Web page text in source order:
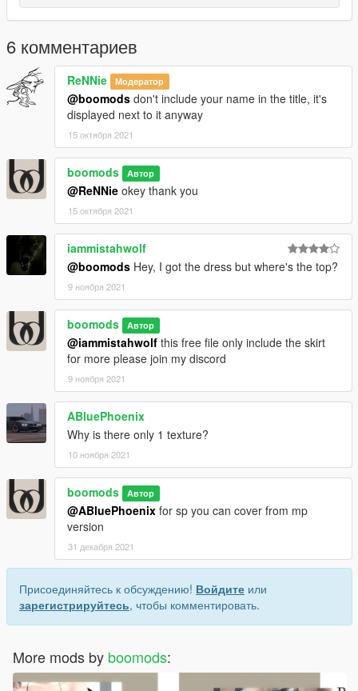
6 комментариев
ReNNie Модератор
@boomods don't include your name in the title, it's
displayed next to it anyway
15 октября 2021
boomods Автор
@ReNNie okey thank you
15 октября 2021
iammistahwolf
@boomods Hey, I got the dress but where's the top?
9 ноября 2021
boomods Автор
@iammistahwolf this free file only include the skirt
for more please join my discord
9 ноября 2021
ABluePhoenix
Why is there only 1 texture?
10 ноября 2021
boomods Автор
@ABluePhoenix for sp you can cover from mp
version
31 декабря 2021
Присоединяйтесь к обсуждению! Войдите или
зарегистрируйтесь, чтобы комментировать.
More mods by boomods: